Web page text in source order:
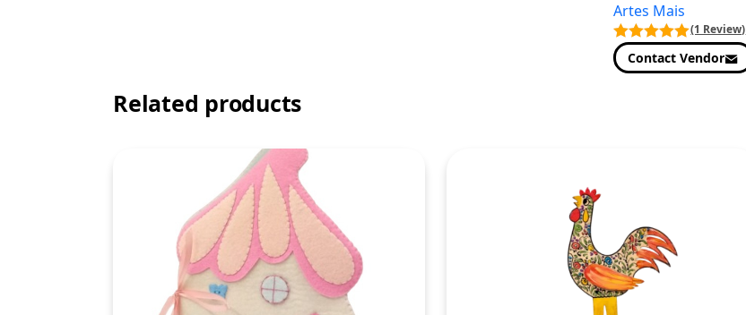
Artes Mais
(1 Review)
Contact Vendor
Related products